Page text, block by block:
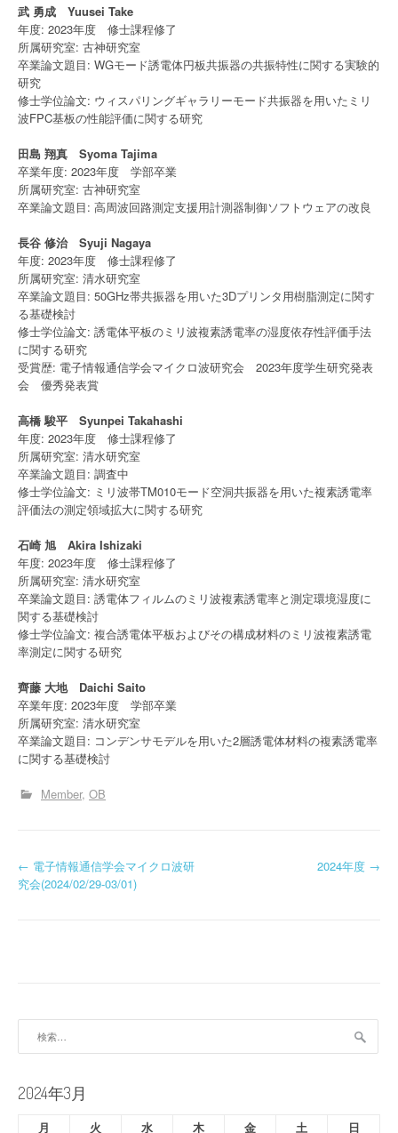
武 勇成 Yuusei Take
年度: 2023年度 修士課程修了
所属研究室: 古神研究室
卒業論文題目: WGモード誘電体円板共振器の共振特性に関する実験的
研究
修士学位論文: ウィスパリングギャラリーモード共振器を用いたミリ
波FPC基板の性能評価に関する研究
田島 翔真 Syoma Tajima
卒業年度: 2023年度 学部卒業
所属研究室: 古神研究室
卒業論文題目: 高周波回路測定支援用計測器制御ソフトウェアの改良
長谷 修治 Syuji Nagaya
年度: 2023年度 修士課程修了
所属研究室: 清水研究室
卒業論文題目: 50GHz帯共振器を用いた3Dプリンタ用樹脂測定に関す
る基礎検討
修士学位論文: 誘電体平板のミリ波複素誘電率の湿度依存性評価手法
に関する研究
受賞歴: 電子情報通信学会マイクロ波研究会 2023年度学生研究発表
会 優秀発表賞
高橋 駿平 Syunpei Takahashi
年度: 2023年度 修士課程修了
所属研究室: 清水研究室
卒業論文題目: 調査中
修士学位論文: ミリ波帯TM010モード空洞共振器を用いた複素誘電率
評価法の測定領域拡大に関する研究
石崎 旭 Akira Ishizaki
年度: 2023年度 修士課程修了
所属研究室: 清水研究室
卒業論文題目: 誘電体フィルムのミリ波複素誘電率と測定環境湿度に
関する基礎検討
修士学位論文: 複合誘電体平板およびその構成材料のミリ波複素誘電
率測定に関する研究
齊藤 大地 Daichi Saito
卒業年度: 2023年度 学部卒業
所属研究室: 清水研究室
卒業論文題目: コンデンサモデルを用いた2層誘電体材料の複素誘電率
に関する基礎検討
Member OB
投
ー
シ
ョ
← 電子情報通信学会マイクロ波研
究会(2024/02/29-03/01)
2024年度 →
2024年3月
月 火 水 木 金 土 日